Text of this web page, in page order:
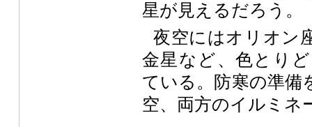
星が見えるだろう。
夜空にはオリオン
金星など、色とり
ている。防寒の準備
空、両方のイルミネ